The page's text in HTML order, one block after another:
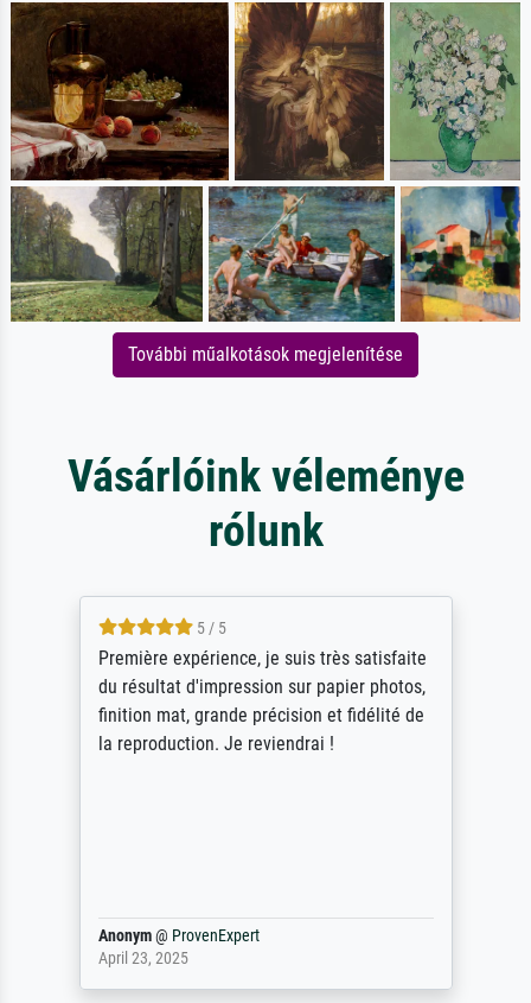
További műalkotások megjelenítése
Vásárlóink véleménye
rólunk
4.5 / 5
ik beoordeel Meisterdrucke zeer positief.
Door de 69505 beschikbare kunstenaars
scrollen is echter onbegonnen werk (na
stoppen begint het weer van voor af aan).
philip@ProvenExpert
September 23, 2025